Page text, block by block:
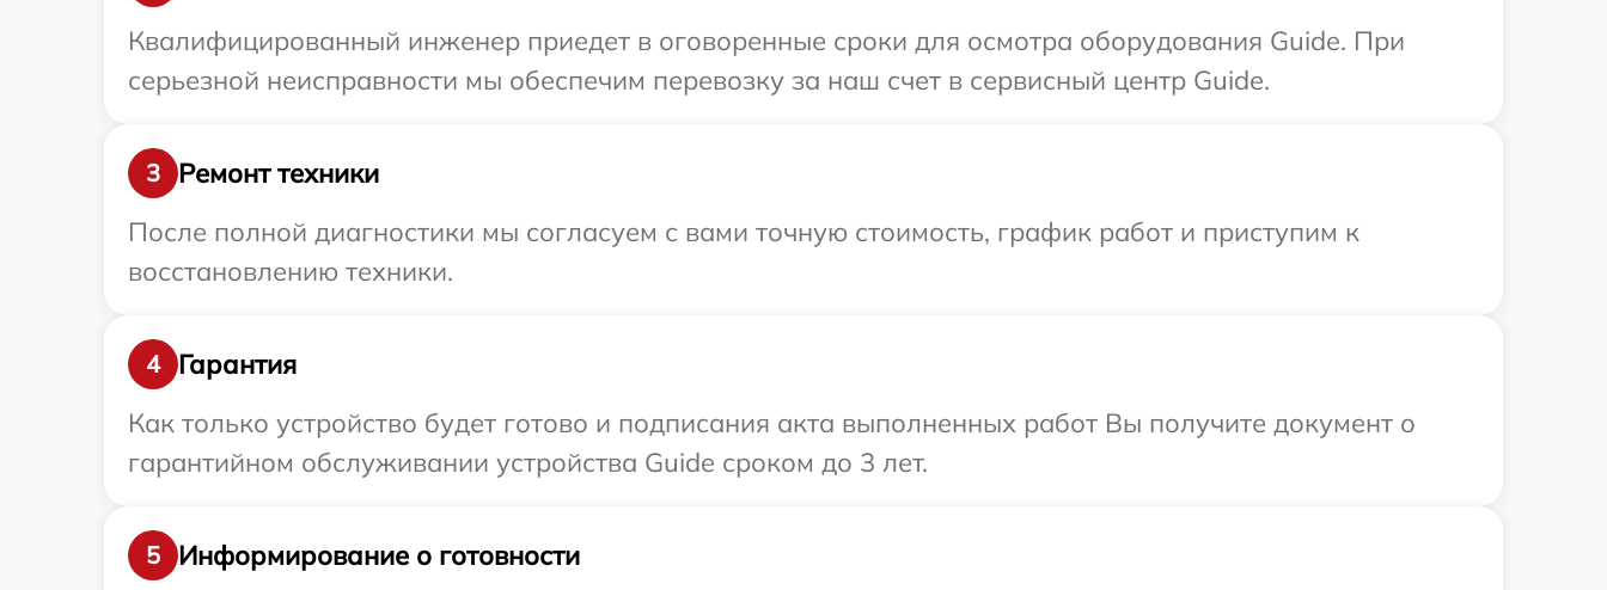
Квалифицированный инженер приедет в оговоренные сроки для осмотра оборудования Guide. При
серьезной неисправности мы обеспечим перевозку за наш счет в сервисный центр Guide.
3
Ремонт техники
После полной диагностики мы согласуем с вами точную стоимость, график работ и приступим к
восстановлению техники.
4
Гарантия
Как только устройство будет готово и подписания акта выполненных работ Вы получите документ о
гарантийном обслуживании устройства Guide сроком до 3 лет.
5
Информирование о готовности